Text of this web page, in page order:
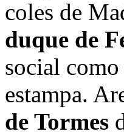
coles de
duque de
social
estampa.
de Tormes